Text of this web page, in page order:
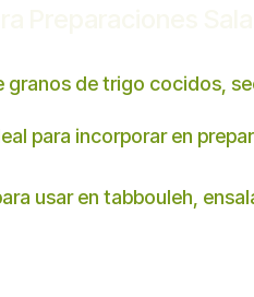
de trigo cocidos,
para incorporar en
usar en tabbouleh,